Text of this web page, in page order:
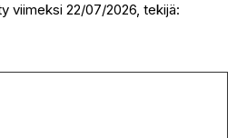
viimeksi 22/07/2026, tekijä: